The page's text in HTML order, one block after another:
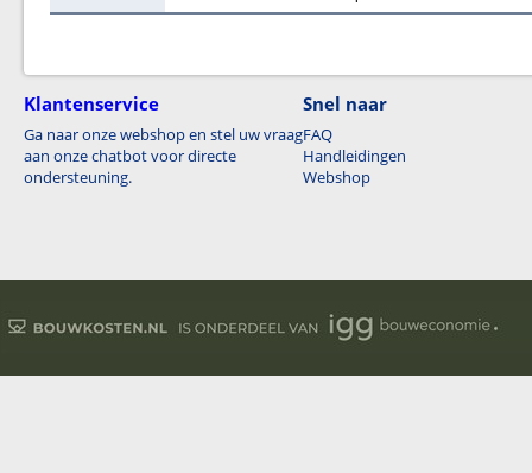
Klantenservice
Ga naar onze webshop en stel uw vraag
aan onze chatbot voor directe
ondersteuning.
Snel naar
FAQ
Handleidingen
Webshop